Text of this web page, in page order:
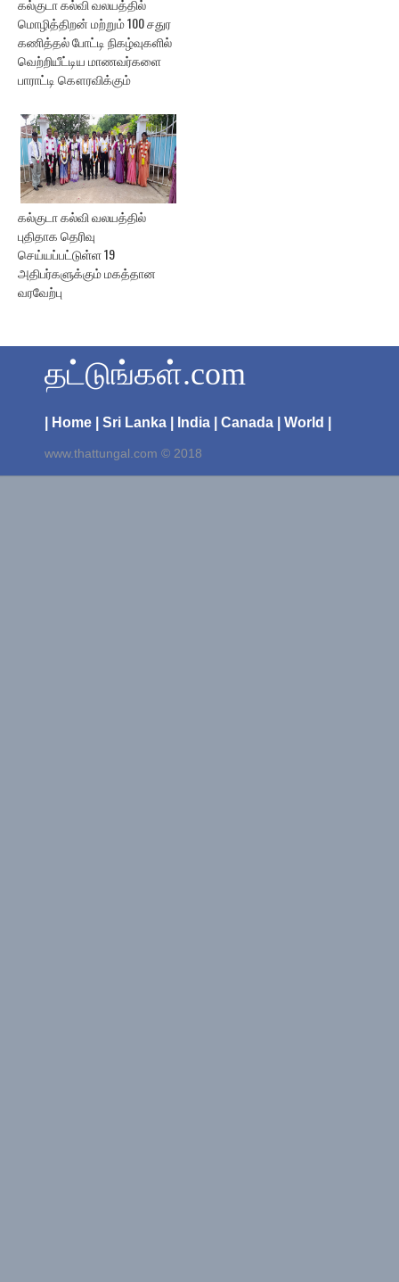
கல்குடா கல்வி வலயத்தில்
மொழித்திறன் மற்றும் 100 சதுர
கணித்தல் போட்டி நிகழ்வுகளில்
வெற்றியீட்டிய மாணவர்களை
பாராட்டி கௌரவிக்கும்
கல்குடா கல்வி வலயத்தில்
புதிதாக தெரிவு
செய்யப்பட்டுள்ள 19
அதிபர்களுக்கும் மகத்தான
வரவேற்பு
தட்டுங்கள்.com
| Home | Sri Lanka | India | Canada | World |
www.thattungal.com © 2018